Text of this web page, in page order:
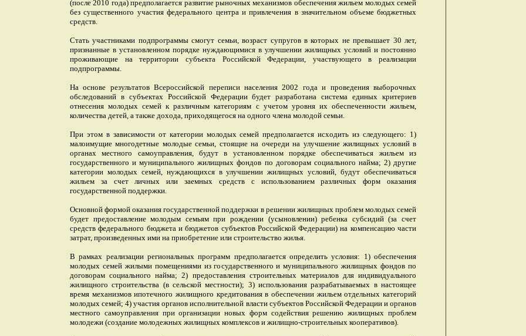
(после 2010 года) предполагается развитие рыночных механизмов обеспечения жильем молодых семей
без существенного участия федерального центра и привлечения в значительном объеме бюджетных
средств.
Стать участниками подпрограммы смогут семьи, возраст супругов в которых не превышает 30 лет,
признанные в установленном порядке нуждающимися в улучшении жилищных условий и постоянно
проживающие на территории субъекта Российской Федерации, участвующего в реализации
подпрограммы.
На основе результатов Всероссийской переписи населения 2002 года и проведения выборочных
обследований в субъектах Российской Федерации будет разработана система единых критериев
отнесения молодых семей к различным категориям с учетом уровня их обеспеченности жильем,
количества детей, а также дохода, приходящегося на одного члена молодой семьи.
При этом в зависимости от категории молодых семей предполагается исходить из следующего: 1)
малоимущие многодетные молодые семьи, стоящие на очереди на улучшение жилищных условий в
органах местного самоуправления, будут в установленном порядке обеспечиваться жильем из
государственного и муниципального жилищных фондов по договорам социального найма; 2) другие
категории молодых семей, нуждающихся в улучшении жилищных условий, будут обеспечиваться
жильем за счет личных или заемных средств с использованием различных форм оказания
государственной поддержки.
Основной формой оказания государственной поддержки в решении жилищных проблем молодых семей
будет предоставление молодым семьям при рождении (усыновлении) ребенка субсидий (за счет
средств федерального бюджета и бюджетов субъектов Российской Федерации) на компенсацию части
затрат, произведенных ими на приобретение или строительство жилья.
В рамках реализации региональных программ предполагается определить условия: 1) обеспечения
молодых семей жилыми помещениями из государственного и муниципального жилищных фондов по
договорам социального найма; 2) предоставления строительных материалов для индивидуального
жилищного строительства (в сельской местности); 3) использования разрабатываемых в настоящее
время механизмов ипотечного жилищного кредитования в обеспечении жильем отдельных категорий
молодых семей; 4) участия органов исполнительной власти субъектов Российской Федерации и органов
местного самоуправления при организации новых форм содействия решению жилищных проблем
молодежи (создание молодежных жилищных комплексов и жилищно-строительных кооперативов).